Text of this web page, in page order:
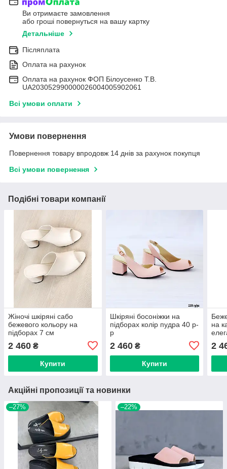
Ви отримаєте замовлення
або гроші повернуться на вашу картку
Детальніше
Післяплата
Оплата на рахунок
Оплата на рахунок ФОП Білоусенко Т.В.
UA203052990000026004005902061
Всі умови оплати
Умови повернення
Повернення товару впродовж 14 днів за рахунок покупця
Всі умови повернення
Подібні товари компанії
Жіночі шкіряні сабо
бежевого кольору на
підборах 7 см
2 460 ₴
Купити
Шкіряні босоніжки на
підборах колір пудра 40 р-
р
2 460₴
Купити
на
2
Акційні пропозиції та новинки
–27% –22%